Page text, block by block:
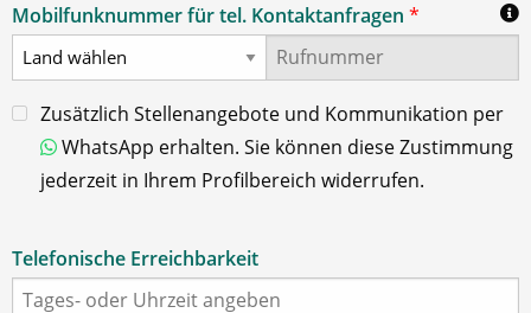
Mobilfunknummer für tel. Kontaktanfragen *
Zusätzlich Stellenangebote und Kommunikation per
WhatsApp erhalten. Sie können diese Zustimmung
jederzeit in Ihrem Profilbereich widerrufen.
Telefonische Erreichbarkeit